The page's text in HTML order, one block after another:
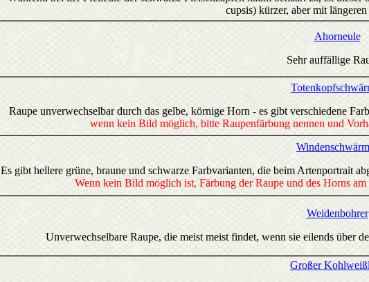
cupsis) kürzer, aber mit
Ahorneule
Sehr auffällige
Raupe unverwechselbar durch das gelbe, körnige Horn - es gibt verschiedene
wenn kein Bild möglich, bitte Raupenfärbung nennen und
Es gibt hellere grüne, braune und schwarze Farbvarianten, die beim Artenportrait
Wenn kein Bild möglich ist, Färbung der Raupe und des Horns
Weidenbohrer
Unverwechselbare Raupe, die meist meist findet, wenn sie eilends über
Großer